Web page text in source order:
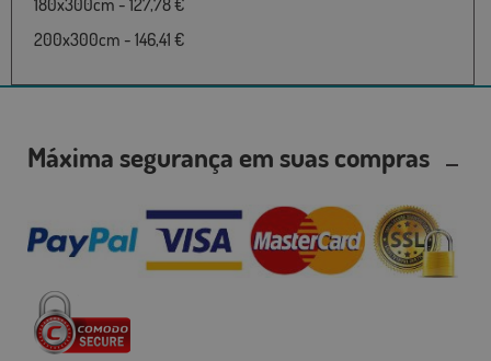
180x300cm - 127,78 €
200x300cm - 146,41 €
Máxima segurança em suas compras